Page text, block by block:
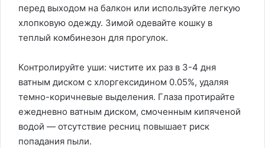
перед выходом на балкон или используйте легкую
хлопковую одежду. Зимой одевайте кошку в
теплый комбинезон для прогулок.
Контролируйте уши: чистите их раз в 3-4 дня
ватным диском с хлоргексидином 0.05%, удаляя
темно-коричневые выделения. Глаза протирайте
ежедневно ватным диском, смоченным кипяченой
водой — отсутствие ресниц повышает риск
попадания пыли.